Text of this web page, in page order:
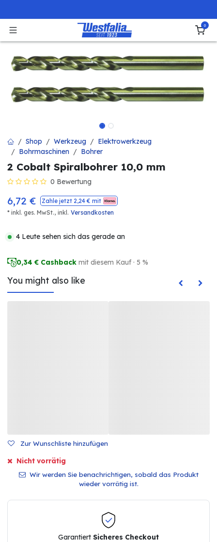
0
Shop Werkzeug
Elektrowerkzeug
Bohrmaschinen
Bohrer
2 Cobalt Spiralbohrer 10,0 mm
0 Bewertung
6,72 € Zahle jetzt 2,24€ mit
* inkl. ges. MwSt., inkl. Versandkosten
4 Leute sehen sich das gerade an
0,34 € Cashback mit diesem Kauf · 5 %
You might also like
Zur Wunschliste hinzufügen
Nicht vorrätig
Wir werden Sie benachrichtigen, sobald das Produkt
wieder vorrätig ist.
Garantiert Sicheres Checkout